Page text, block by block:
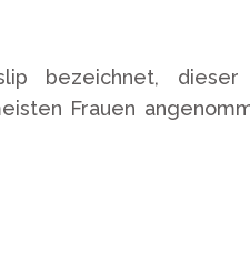
bezeichnet,
Frauen